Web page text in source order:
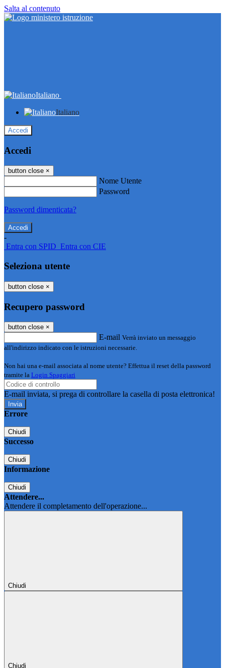
Salta al contenuto
Italiano
Italiano
Accedi
Accedi
button close ×
Nome Utente
Password
Password dimenticata?
-
Entra con SPID Entra con CIE
Seleziona utente
button close ×
Recupero password
button close ×
E-mail Verrà inviato un messaggio
all'indirizzo indicato con le istruzioni necessarie.
Non hai una e-mail associata al nome utente? Effettua il reset della password
tramite la Login Spaggiari
E-mail inviata, si prega di controllare la casella di posta elettronica!
Errore
Chiudi
Successo
Chiudi
Informazione
Chiudi
Attendere...
Attendere il completamento dell'operazione...
Chiudi
Chiudi